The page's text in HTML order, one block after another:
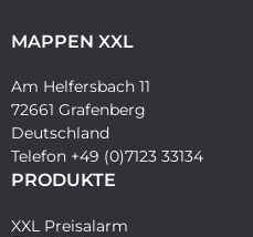
MAPPEN XXL
Am Helfersbach 11
72661 Grafenberg
Deutschland
Telefon +49 (0)7123 33134
PRODUKTE
XXL Preisalarm